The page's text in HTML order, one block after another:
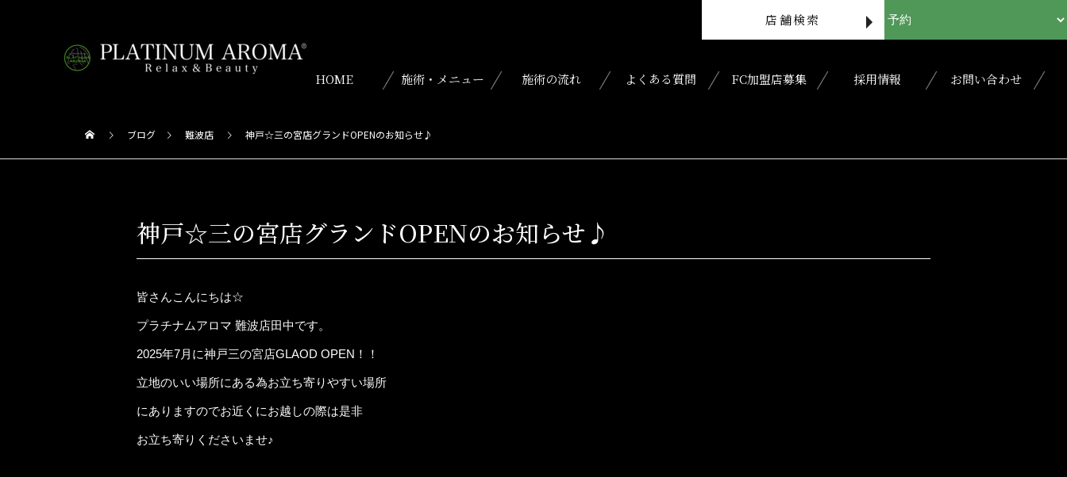
店舗検索
HOME 施術・メニュー 施術の流れ よくある質問 FC加盟店募集 採用情報 お問い合わせ
ブログ 難波店 神戸☆三の宮店グランドOPENのお知らせ♪
神戸☆三の宮店グランドOPENのお知らせ♪
皆さんこんにちは☆
プラチナムアロマ 難波店田中です。
2025年7月に神戸三の宮店GLAOD OPEN！！
立地のいい場所にある為お立ち寄りやすい場所
にありますのでお近くにお越しの際は是非
お立ち寄りくださいませ♪